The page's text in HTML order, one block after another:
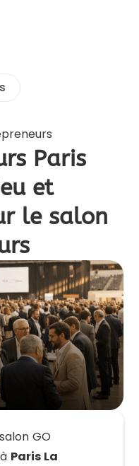
Paris
et
le salon
GO
Paris La